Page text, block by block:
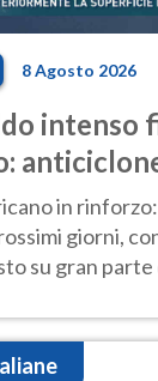
8 Agosto 2026
intenso
in
giorni,
su gran parte